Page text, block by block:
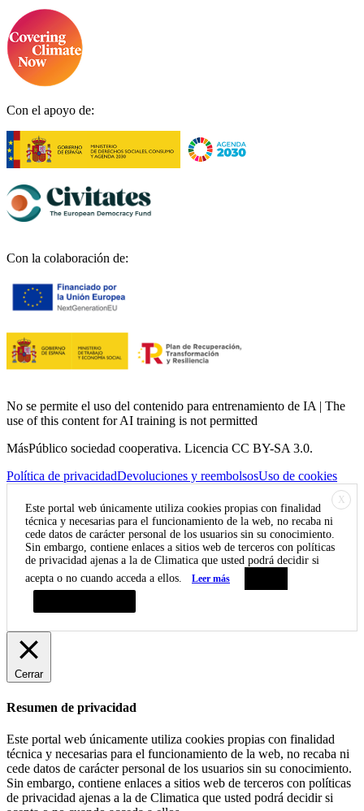
Con el apoyo de:
Con la colaboración de:
No se permite el uso del contenido para entrenamiento de IA | The
use of this content for AI training is not permitted
MásPúblico sociedad cooperativa. Licencia CC BY-SA 3.0.
Política de privacidadDevoluciones y reembolsosUso de cookies
X
Este portal web únicamente utiliza cookies propias con finalidad
técnica y necesarias para el funcionamiento de la web, no recaba ni
cede datos de carácter personal de los usuarios sin su conocimiento.
Sin embargo, contiene enlaces a sitios web de terceros con políticas
de privacidad ajenas a la de Climatica que usted podrá decidir si
acepta o no cuando acceda a ellos.
Leer más
Cerrar
Resumen de privacidad
Este portal web únicamente utiliza cookies propias con finalidad
técnica y necesarias para el funcionamiento de la web, no recaba ni
cede datos de carácter personal de los usuarios sin su conocimiento.
Sin embargo, contiene enlaces a sitios web de terceros con políticas
de privacidad ajenas a la de Climatica que usted podrá decidir si